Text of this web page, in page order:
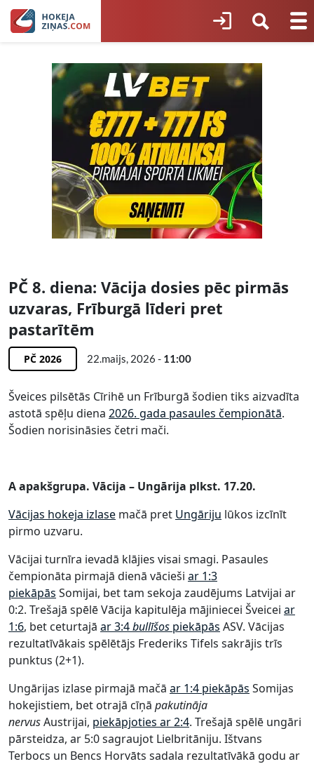
PČ 8. diena: Vācija dosies pēc pirmās
uzvaras, Frīburgā līderi pret
pastarītēm
PČ 2026 22.maijs, 2026 - 11:00
Šveices pilsētās Cīrihē un Frīburgā šodien tiks aizvadīta
astotā spēļu diena 2026. gada pasaules čempionātā.
Šodien norisināsies četri mači.
A apakšgrupa. Vācija – Ungārija plkst. 17.20.
Vācijas hokeja izlase mačā pret Ungāriju lūkos izcīnīt
pirmo uzvaru.
Vācijai turnīra ievadā klājies visai smagi. Pasaules
čempionāta pirmajā dienā vācieši ar 1:3
piekāpās Somijai, bet tam sekoja zaudējums Latvijai ar
0:2. Trešajā spēlē Vācija kapitulēja mājiniecei Šveicei ar
1:6, bet ceturtajā ar 3:4bullīšos piekāpās ASV. Vācijas
rezultatīvākais spēlētājs Frederiks Tifels sakrājis trīs
punktus (2+1).
Ungārijas izlase pirmajā mačā ar 1:4 piekāpās Somijas
hokejistiem, bet otrajā cīņā pakutināja
nervusAustrijai, piekāpjoties ar 2:4. Trešajā spēlē ungāri
pārsteidza, ar 5:0 sagraujot Lielbritāniju. Ištvans
Terbocs un Bencs Horvāts sadala rezultatīvākā godu ar